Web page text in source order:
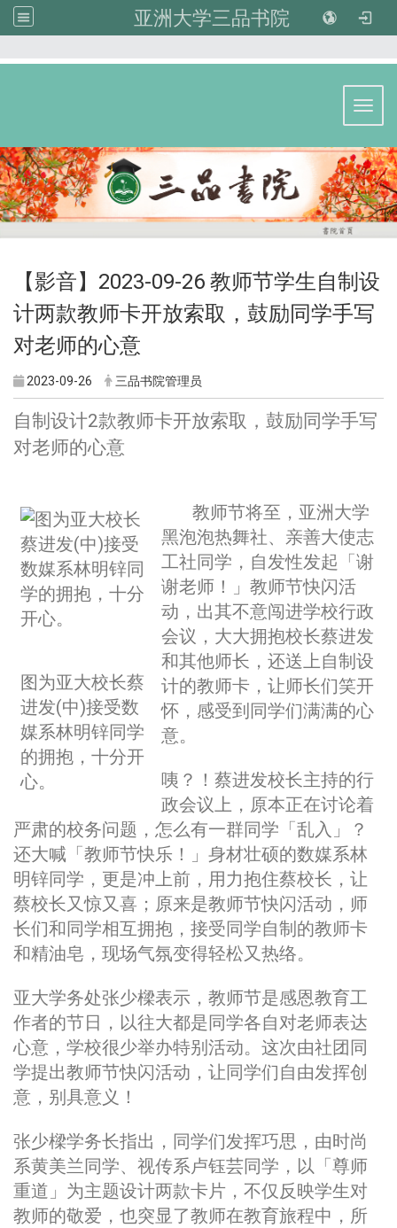
亚洲大学三品书院
【影音】2023-09-26 教师节学生自制设
计两款教师卡开放索取，鼓励同学手写
对老师的心意
2023-09-26 三品书院管理员
自制设计2款教师卡开放索取，鼓励同学手写
对老师的心意
图为亚大校长蔡
进发(中)接受数
媒系林明锌同学
的拥抱，十分开
心。
教师节将至，亚洲大学
黑泡泡热舞社、亲善大使志
工社同学，自发性发起「谢
谢老师！」教师节快闪活
动，出其不意闯进学校行政
会议，大大拥抱校长蔡进发
和其他师长，还送上自制设
计的教师卡，让师长们笑开
怀，感受到同学们满满的心
意。
咦？！蔡进发校长主持的行
政会议上，原本正在讨论着
严肃的校务问题，怎么有一群同学「乱入」？
还大喊「教师节快乐！」身材壮硕的数媒系林
明锌同学，更是冲上前，用力抱住蔡校长，让
蔡校长又惊又喜；原来是教师节快闪活动，师
长们和同学相互拥抱，接受同学自制的教师卡
和精油皂，现场气氛变得轻松又热络。
亚大学务处张少樑表示，教师节是感恩教育工
作者的节日，以往大都是同学各自对老师表达
心意，学校很少举办特别活动。这次由社团同
学提出教师节快闪活动，让同学们自由发挥创
意，别具意义！
张少樑学务长指出，同学们发挥巧思，由时尚
系黄美兰同学、视传系卢钰芸同学，以「尊师
重道」为主题设计两款卡片，不仅反映学生对
教师的敬爱，也突显了教师在教育旅程中，所